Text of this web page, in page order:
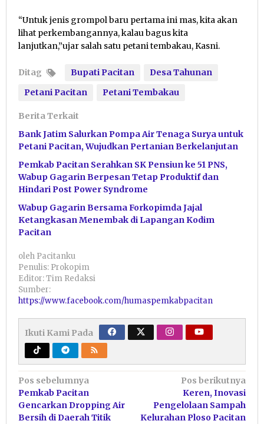
“Untuk jenis grompol baru pertama ini mas, kita akan
lihat perkembangannya, kalau bagus kita
lanjutkan,”ujar salah satu petani tembakau, Kasni.
Ditag Bupati Pacitan
Desa Tahunan
Petani Pacitan
Petani Tembakau
Berita Terkait
Bank Jatim Salurkan Pompa Air Tenaga Surya untuk
Petani Pacitan, Wujudkan Pertanian Berkelanjutan
Pemkab Pacitan Serahkan SK Pensiun ke 51 PNS,
Wabup Gagarin Berpesan Tetap Produktif dan
Hindari Post Power Syndrome
Wabup Gagarin Bersama Forkopimda Jajal
Ketangkasan Menembak di Lapangan Kodim
Pacitan
oleh Pacitanku
Penulis: Prokopim
Editor: Tim Redaksi
Sumber:
https://www.facebook.com/humaspemkabpacitan
Ikuti Kami Pada
Navigasi
pos
Pos sebelumnya
Pemkab Pacitan
Gencarkan Dropping Air
Bersih di Daerah Titik
Pos berikutnya
Keren, Inovasi
Pengelolaan Sampah
Kelurahan Ploso Pacitan